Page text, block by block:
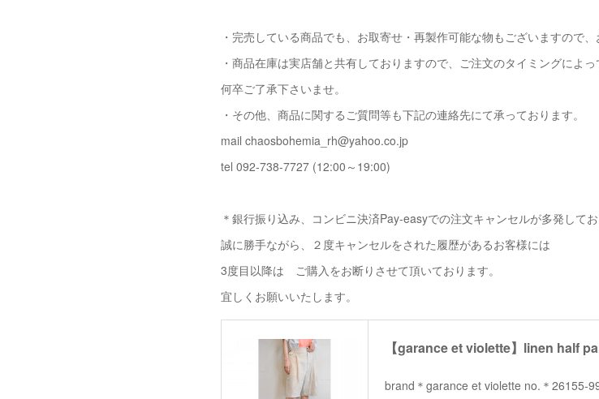
・完売している商品でも、お取寄せ・再製作可能な物もございますので、
・商品在庫は実店舗と共有しておりますので、ご注文のタイミングによ
何卒ご了承下さいませ。
・その他、商品に関するご質問等も下記の連絡先にて承っております。
mail chaosbohemia_rh@yahoo.co.jp
tel 092-738-7727 (12:00～19:00)
＊銀行振り込み、コンビニ決済Pay-easyでの注文キャンセルが多発してお
誠に勝手ながら、２度キャンセルをされた履歴があるお客様には
3度目以降は ご購入をお断りさせて頂いております。
宜しくお願いいたします。
brand＊garance et violette no.＊26155-